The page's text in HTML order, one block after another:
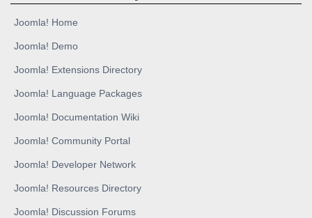
Joomla! Home
Joomla! Demo
Joomla! Extensions Directory
Joomla! Language Packages
Joomla! Documentation Wiki
Joomla! Community Portal
Joomla! Developer Network
Joomla! Resources Directory
Joomla! Discussion Forums